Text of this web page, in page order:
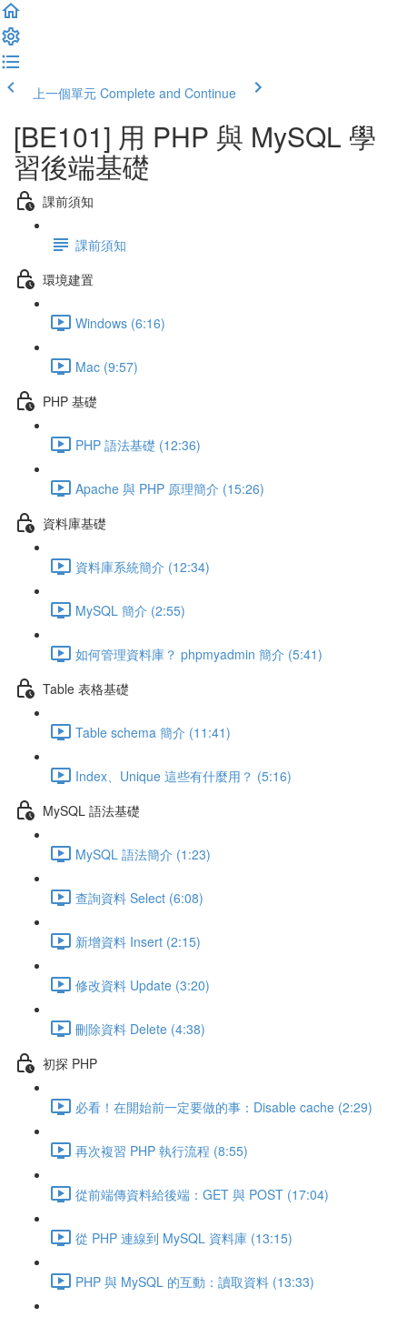
上一個單元 Complete and Continue
[BE101] 用 PHP 與 MySQL 學
習後端基礎
課前須知
課前須知
環境建置
Windows (6:16)
Mac (9:57)
PHP 基礎
PHP 語法基礎 (12:36)
Apache 與 PHP 原理簡介 (15:26)
資料庫基礎
資料庫系統簡介 (12:34)
MySQL 簡介 (2:55)
如何管理資料庫？ phpmyadmin 簡介 (5:41)
Table 表格基礎
Table schema 簡介 (11:41)
Index、Unique 這些有什麼用？ (5:16)
MySQL 語法基礎
MySQL 語法簡介 (1:23)
查詢資料 Select (6:08)
新增資料 Insert (2:15)
修改資料 Update (3:20)
刪除資料 Delete (4:38)
初探 PHP
必看！在開始前一定要做的事：Disable cache (2:29)
再次複習 PHP 執行流程 (8:55)
從前端傳資料給後端：GET 與 POST (17:04)
從 PHP 連線到 MySQL 資料庫 (13:15)
PHP 與 MySQL 的互動：讀取資料 (13:33)